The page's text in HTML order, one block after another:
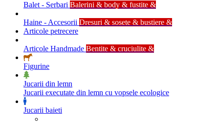
Balet - Serbari Balerini & body & fustite &
Haine - Accesorii Dresuri & sosete & bustiere &
Articole petrecere
Articole Handmade Bentite & cruciulite &
Figurine
Jucarii din lemn
Jucarii executate din lemn cu vopsele ecologice
Jucarii baieti